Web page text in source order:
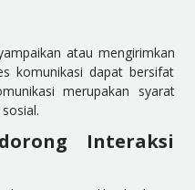
atau mengirimkan
komunikasi dapat bersifat
merupakan syarat
Interaksi